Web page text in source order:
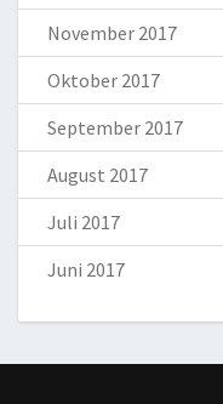
November 2017
Oktober 2017
September 2017
August 2017
Juli 2017
Juni 2017